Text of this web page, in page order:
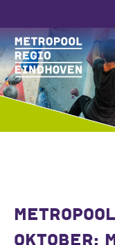
OKTOBER: